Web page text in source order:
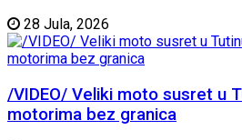
28 Jula, 2026
/VIDEO/ Veliki moto susret u
motorima bez granica